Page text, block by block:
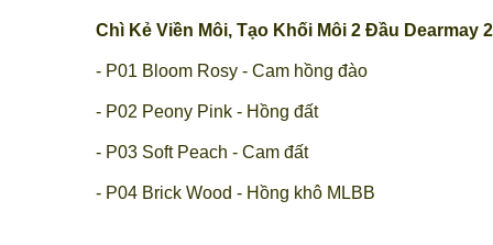
Chì Kẻ Viền Môi, Tạo Khối Môi 2 Đầu Dearmay
- P01 Bloom Rosy - Cam hồng đào
- P02 Peony Pink - Hồng đất
- P03 Soft Peach - Cam đất
- P04 Brick Wood - Hồng khô MLBB